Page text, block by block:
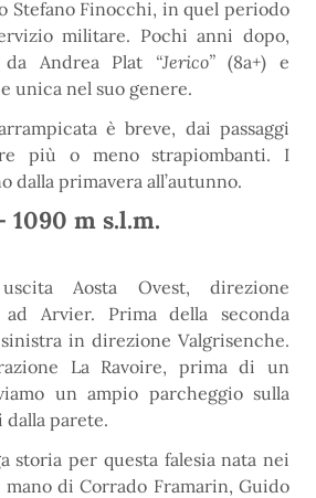
Stefano Finocchi, in quel periodo
militare. Pochi anni dopo,
da Andrea Plat “Jerico”(8a+) e
e unica nel suo genere.
è breve, dai passaggi
più o meno strapiombanti. I
dalla primavera all’autunno.
1090 m s.l.m.
Aosta Ovest, direzione
Arvier. Prima della seconda
in direzione Valgrisenche.
La Ravoire, prima di un
un ampio parcheggio sulla
dalla parete.
storia per questa falesia nata nei
di Corrado Framarin, Guido